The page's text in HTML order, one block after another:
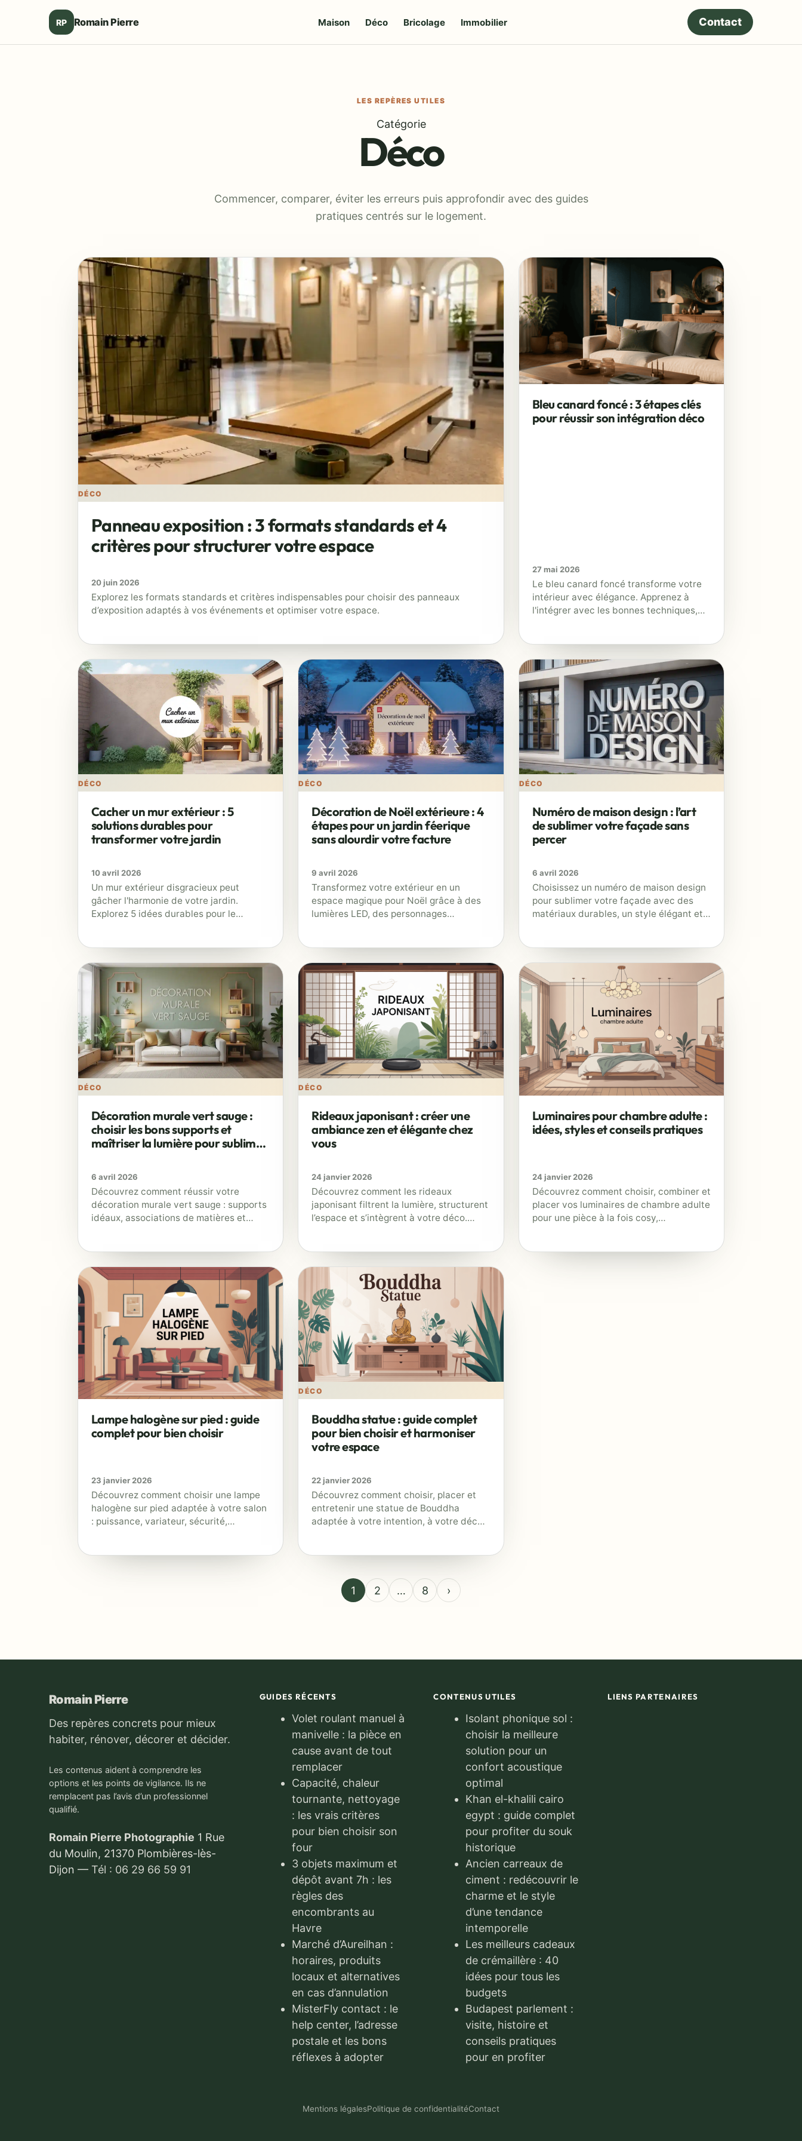
RP Romain Pierre Maison Déco Bricolage Immobilier Contact
Catégorie
Déco
DÉCO
Panneau exposition : 3 formats standards et 4
critères pour structurer votre espace
20 juin 2026
Explorez les formats standards et critères indispensables pour choisir des panneaux
d’exposition adaptés à vos événements et optimiser votre espace.
Bleu canard foncé : 3 étapes clés
pour réussir son intégration déco
27 mai 2026
Le bleu canard foncé transforme votre
intérieur avec élégance. Apprenez à
l'intégrer avec les bonnes techniques,
DÉCO
Cacher un mur extérieur : 5
solutions durables pour
transformer votre jardin
10 avril 2026
Un mur extérieur disgracieux peut
gâcher l'harmonie de votre jardin.
Explorez 5 idées durables pour le
DÉCO
Décoration de Noël extérieure : 4
étapes pour un jardin féerique
sans alourdir votre facture
9 avril 2026
Transformez votre extérieur en un
espace magique pour Noël grâce à des
lumières LED, des personnages
DÉCO
Numéro de maison design : l’art
de sublimer votre façade sans
percer
6 avril 2026
Choisissez un numéro de maison design
pour sublimer votre façade avec des
matériaux durables, un style élégant et
DÉCO
Décoration murale vert sauge :
choisir les bons supports et
maîtriser la lumière pour sublimer
6 avril 2026
Découvrez comment réussir votre
décoration murale vert sauge : supports
idéaux, associations de matières et
DÉCO
Rideaux japonisant : créer une
ambiance zen et élégante chez
vous
24 janvier 2026
Découvrez comment les rideaux
japonisant filtrent la lumière, structurent
l’espace et s’intègrent à votre déco.
Luminaires pour chambre adulte :
idées, styles et conseils pratiques
24 janvier 2026
Découvrez comment choisir, combiner et
placer vos luminaires de chambre adulte
pour une pièce à la fois cosy,
Lampe halogène sur pied : guide
complet pour bien choisir
23 janvier 2026
Découvrez comment choisir une lampe
halogène sur pied adaptée à votre salon
: puissance, variateur, sécurité,
DÉCO
Bouddha statue : guide complet
pour bien choisir et harmoniser
votre espace
22 janvier 2026
Découvrez comment choisir, placer et
entretenir une statue de Bouddha
adaptée à votre intention, à votre déco
1 2 … 8 ›
Romain Pierre
Des repères concrets pour mieux
habiter, rénover, décorer et décider.
Les contenus aident à comprendre les
options et les points de vigilance. Ils ne
remplacent pas l’avis d’un professionnel
qualifié.
Romain Pierre Photographie 1 Rue
du Moulin, 21370 Plombières-lès-
Dijon — Tél : 06 29 66 59 91
GUIDES RÉCENTS
Volet roulant manuel à
manivelle : la pièce en
cause avant de tout
remplacer
Capacité, chaleur
tournante, nettoyage
: les vrais critères
pour bien choisir son
four
3 objets maximum et
dépôt avant 7h : les
règles des
encombrants au
Havre
Marché d’Aureilhan :
horaires, produits
locaux et alternatives
en cas d’annulation
MisterFly contact : le
help center, l’adresse
postale et les bons
réflexes à adopter
CONTENUS UTILES
Isolant phonique sol :
choisir la meilleure
solution pour un
confort acoustique
optimal
Khan el-khalili cairo
egypt : guide complet
pour profiter du souk
historique
Ancien carreaux de
ciment : redécouvrir le
charme et le style
d’une tendance
intemporelle
Les meilleurs cadeaux
de crémaillère : 40
idées pour tous les
budgets
Budapest parlement :
visite, histoire et
conseils pratiques
pour en profiter
LIENS PARTENAIRES
Mentions légalesPolitique de confidentialitéContact